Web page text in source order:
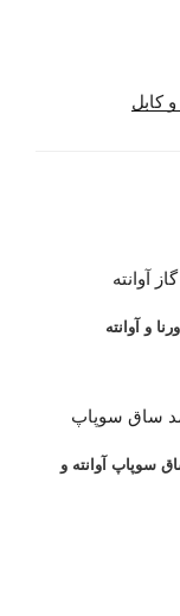
کابل
و آوانته
سوپاپ آوانته و